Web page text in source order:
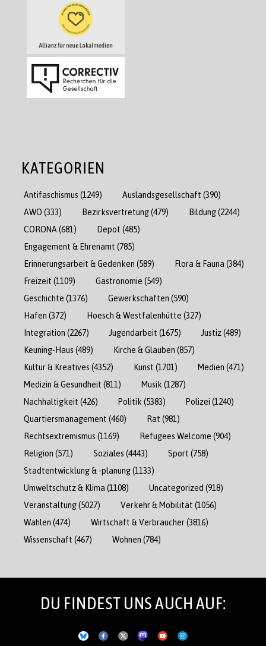
KATEGORIEN
Antifaschismus (1249) Auslandsgesellschaft (390)
AWO (333) Bezirksvertretung(479) Bildung(2244)
CORONA (681) Depot (485)
Engagement & Ehrenamt (785)
Erinnerungsarbeit & Gedenken (589) Flora & Fauna (384)
Freizeit (1109) Gastronomie (549)
Geschichte (1376) Gewerkschaften (590)
Hafen (372) Hoesch & Westfalenhütte (327)
Integration (2267) Jugendarbeit (1675) Justiz(489)
Keuning-Haus (489) Kirche & Glauben (857)
Kultur & Kreatives (4352) Kunst (1701) Medien (471)
Medizin & Gesundheit (811) Musik (1287)
Nachhaltigkeit (426) Politik (5383) Polizei (1240)
Quartiersmanagement (460) Rat (981)
Rechtsextremismus (1169) Refugees Welcome (904)
Religion (571) Soziales (4443) Sport (758)
Stadtentwicklung & -planung(1133)
Umweltschutz & Klima (1108) Uncategorized (918)
Veranstaltung(5027) Verkehr & Mobilität (1056)
Wahlen (474) Wirtschaft & Verbraucher(3816)
Wissenschaft (467) Wohnen (784)
DU FINDEST UNS AUCH AUF: